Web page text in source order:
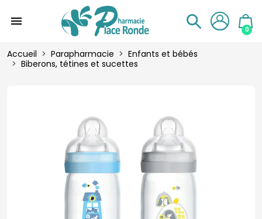
menu
0
Accueil Parapharmacie
Enfants et bébés
Biberons, tétines et sucettes